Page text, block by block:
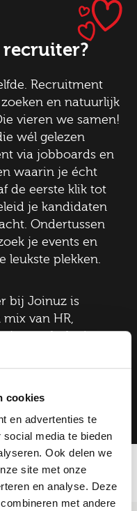
cookies
en advertenties te
media te bieden
Ook delen we
site met onze
en analyse. Deze
met andere
recruiter?
Recruitment
en natuurlijk
vieren we samen!
wél gelezen
via jobboards en
waarin je écht
de eerste klik tot
je kandidaten
Ondertussen
je events en
leukste plekken.
bij Joinuz is
mix van HR,
psychologie.
van de
als je een job